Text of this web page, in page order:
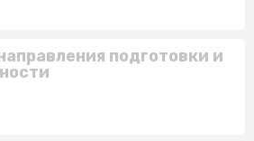
подготовки и